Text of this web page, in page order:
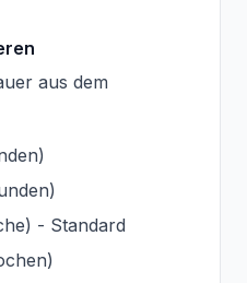
aus dem
- Standard